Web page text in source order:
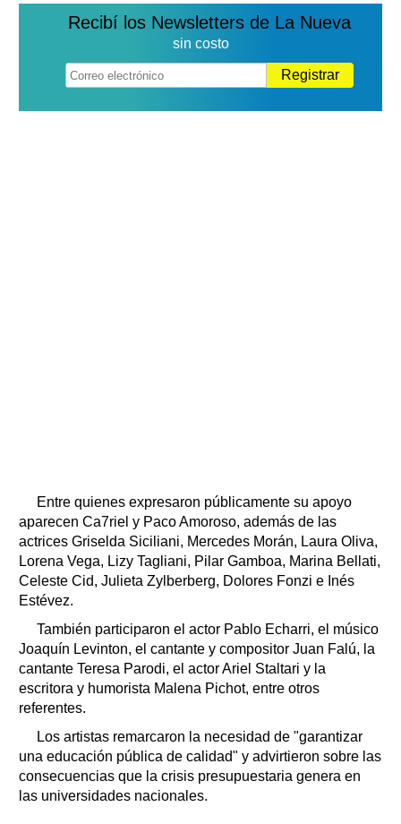
Recibí los Newsletters de La Nueva
sin costo
Registrar
Entre quienes expresaron públicamente su apoyo
aparecen Ca7riel y Paco Amoroso, además de las
actrices Griselda Siciliani, Mercedes Morán, Laura Oliva,
Lorena Vega, Lizy Tagliani, Pilar Gamboa, Marina Bellati,
Celeste Cid, Julieta Zylberberg, Dolores Fonzi e Inés
Estévez.
También participaron el actor Pablo Echarri, el músico
Joaquín Levinton, el cantante y compositor Juan Falú, la
cantante Teresa Parodi, el actor Ariel Staltari y la
escritora y humorista Malena Pichot, entre otros
referentes.
Los artistas remarcaron la necesidad de "garantizar
una educación pública de calidad" y advirtieron sobre las
consecuencias que la crisis presupuestaria genera en
las universidades nacionales.